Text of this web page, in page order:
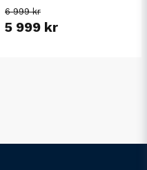
6 999 kr
5 999 kr